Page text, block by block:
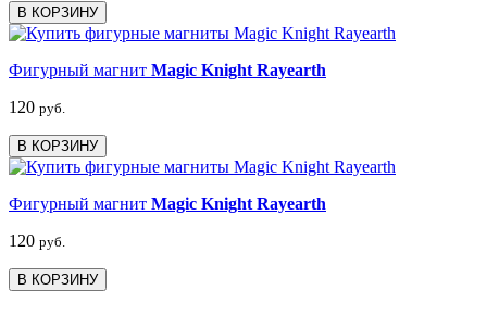
В КОРЗИНУ
Фигурный магнит Magic Knight Rayearth
120 руб.
В КОРЗИНУ
Фигурный магнит Magic Knight Rayearth
120 руб.
В КОРЗИНУ